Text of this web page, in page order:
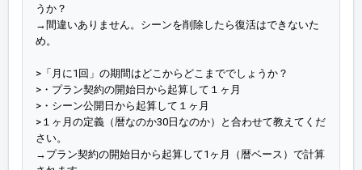
うか？
→間違いありません。シーンを削除したら復活はできないた
め。
>「月に1回」の期間はどこからどこまででしょうか？
>・プラン契約の開始日から起算して１ヶ月
>・シーン公開日から起算して１ヶ月
>１ヶ月の定義（暦なのか30日なのか）と合わせて教えてくだ
さい。
→プラン契約の開始日から起算して1ヶ月（暦ベース）で計算